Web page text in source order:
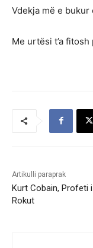
Vdekja më e bukur
Me urtësi t’a fitosh
Artikulli paraprak
Kurt Cobain, Profeti
Rokut